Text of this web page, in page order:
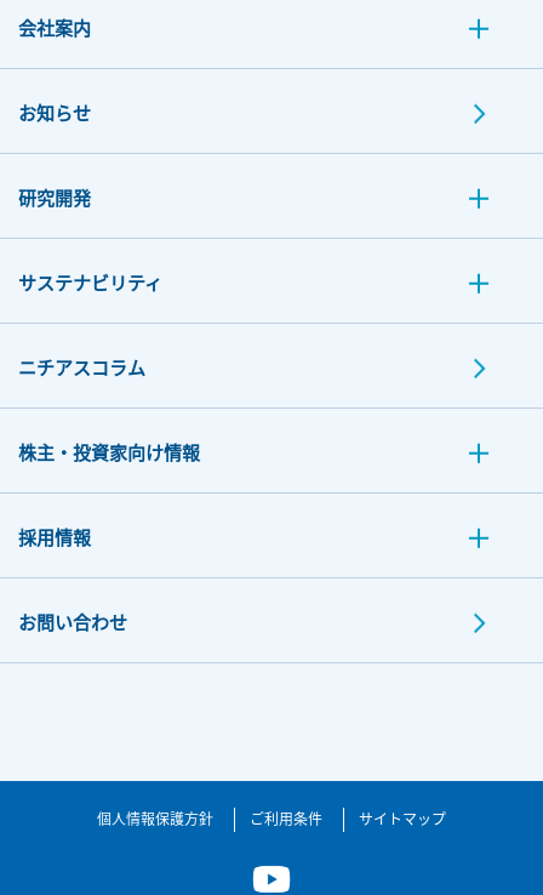
会社案内
お知らせ
研究開発
サステナビリティ
ニチアスコラム
株主・投資家向け情報
採用情報
お問い合わせ
個人情報保護方針 ご利用条件 サイトマップ